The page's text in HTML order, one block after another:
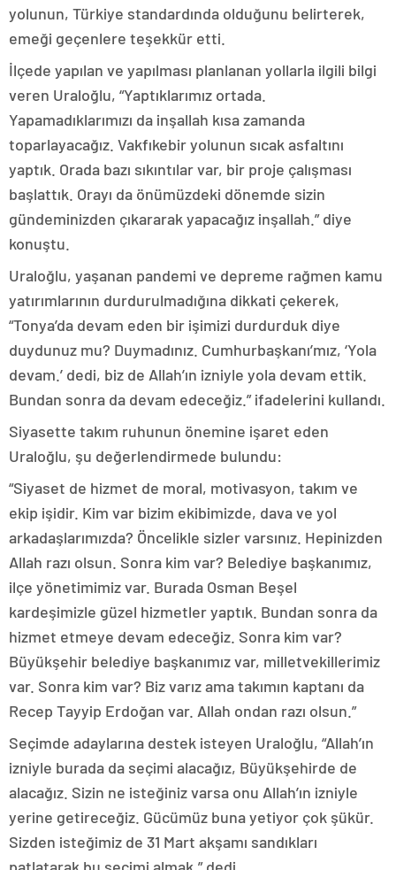
yolunun, Türkiye standardında olduğunu belirterek,
emeği geçenlere teşekkür etti.
İlçede yapılan ve yapılması planlanan yollarla ilgili bilgi
veren Uraloğlu, “Yaptıklarımız ortada.
Yapamadıklarımızı da inşallah kısa zamanda
toparlayacağız. Vakfıkebir yolunun sıcak asfaltını
yaptık. Orada bazı sıkıntılar var, bir proje çalışması
başlattık. Orayı da önümüzdeki dönemde sizin
gündeminizden çıkararak yapacağız inşallah.” diye
konuştu.
Uraloğlu, yaşanan pandemi ve depreme rağmen kamu
yatırımlarının durdurulmadığına dikkati çekerek,
“Tonya’da devam eden bir işimizi durdurduk diye
duydunuz mu? Duymadınız. Cumhurbaşkanı’mız, ‘Yola
devam.’ dedi, biz de Allah’ın izniyle yola devam ettik.
Bundan sonra da devam edeceğiz.” ifadelerini kullandı.
Siyasette takım ruhunun önemine işaret eden
Uraloğlu, şu değerlendirmede bulundu:
“Siyaset de hizmet de moral, motivasyon, takım ve
ekip işidir. Kim var bizim ekibimizde, dava ve yol
arkadaşlarımızda? Öncelikle sizler varsınız. Hepinizden
Allah razı olsun. Sonra kim var? Belediye başkanımız,
ilçe yönetimimiz var. Burada Osman Beşel
kardeşimizle güzel hizmetler yaptık. Bundan sonra da
hizmet etmeye devam edeceğiz. Sonra kim var?
Büyükşehir belediye başkanımız var, milletvekillerimiz
var. Sonra kim var? Biz varız ama takımın kaptanı da
Recep Tayyip Erdoğan var. Allah ondan razı olsun.”
Seçimde adaylarına destek isteyen Uraloğlu, “Allah’ın
izniyle burada da seçimi alacağız, Büyükşehirde de
alacağız. Sizin ne isteğiniz varsa onu Allah’ın izniyle
yerine getireceğiz. Gücümüz buna yetiyor çok şükür.
Sizden isteğimiz de 31 Mart akşamı sandıkları